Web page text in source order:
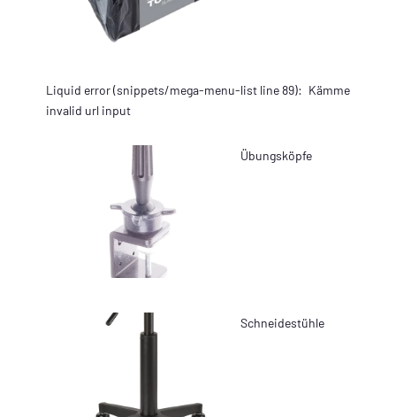
Liquid error (snippets/mega-menu-list line 89):
invalid url input
Kämme
Übungsköpfe
Schneidestühle